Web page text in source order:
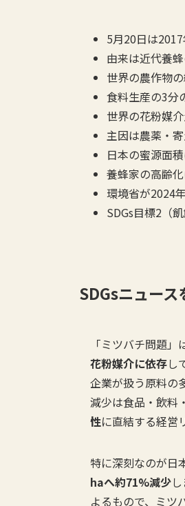
5月20日は
由来は近代養
世界の農作物
食料生産の3分
世界の花粉媒
主因は農薬・
日本の蜜源面
養蜂家の高齢
環境省が2024
SDGs目標2（
SDGsニュース
「ミツバチ問題
花粉媒介に依存し
企業が扱う原料の
減少は食品・飲料
性に直結する経営
特に深刻なのが日
haへ約71%減少
よるもので、ミツ